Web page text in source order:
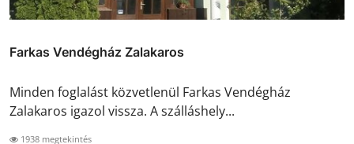
Farkas Vendégház Zalakaros
Minden foglalást közvetlenül Farkas Vendégház
Zalakaros igazol vissza. A szálláshely...
1938 megtekintés